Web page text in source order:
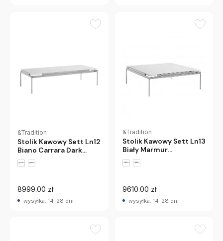
&Tradition
Stolik Kawowy Sett Ln12
Biano Carrara Dark
Chrome Andtradition
8999.00 zł
wysyłka: 14-28 dni
&Tradition
Stolik Kawowy Sett Ln13
Biały Marmur
Andtradition
9610.00 zł
wysyłka: 14-28 dni